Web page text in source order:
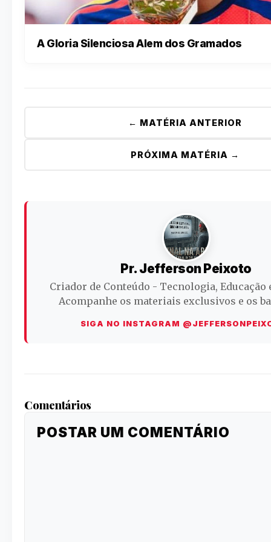
A Gloria Silenciosa Alem dos Gramados
← MATÉRIA ANTERIOR
PRÓXIMA MATÉRIA →
Pr. Jefferson Peixoto
Criador de Conteúdo - Tecnologia, Educação
Acompanhe os materiais exclusivos e os
SIGA NO INSTAGRAM
Comentários
POSTAR UM COMENTÁRIO